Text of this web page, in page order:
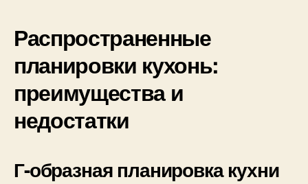
Распространенные
планировки кухонь:
преимущества и
недостатки
Г-образная планировка кухни